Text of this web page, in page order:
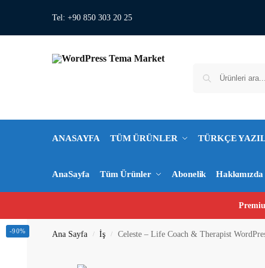
Tel: +90 850 303 20 25
ANASAYFA TÜM ÜRÜNLER TÜRKÇE
AnaSayfa Tüm Ürünler Abonelik Hakkımızda
Ana Sayfa / İş / Celeste – Life Coach & Therapist
-90%